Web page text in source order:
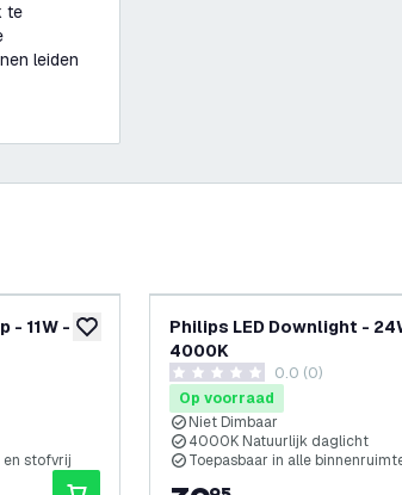
te
leiden
toevoegen aan verlanglijst
- 11W -
stofvrij
Philips LED Downlight -
4000K
0 score sterren0.0 (0)
Op voorraad
Niet Dimbaar
4000K Natuurlijk daglicht
Toepasbaar in alle